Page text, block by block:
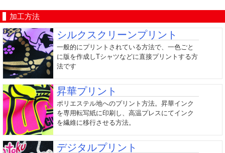
加工方法
シルクスクリーンプリント
一般的にプリントされている方法で、一色ごと
に版を作成しTシャツなどに直接プリントする方
法です
昇華プリント
ポリエステル地へのプリント方法。昇華インク
を専用転写紙に印刷し、高温プレスにてインク
を繊維に移行させる方法。
デジタルプリント